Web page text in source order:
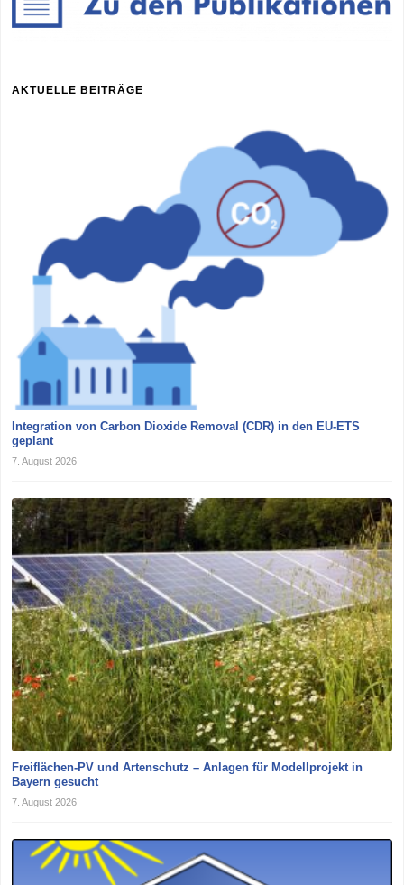
AKTUELLE BEITRÄGE
Integration von Carbon Dioxide Removal (CDR) in den EU-ETS
geplant
7. August 2026
Freiflächen-PV und Artenschutz – Anlagen für Modellprojekt in
Bayern gesucht
7. August 2026